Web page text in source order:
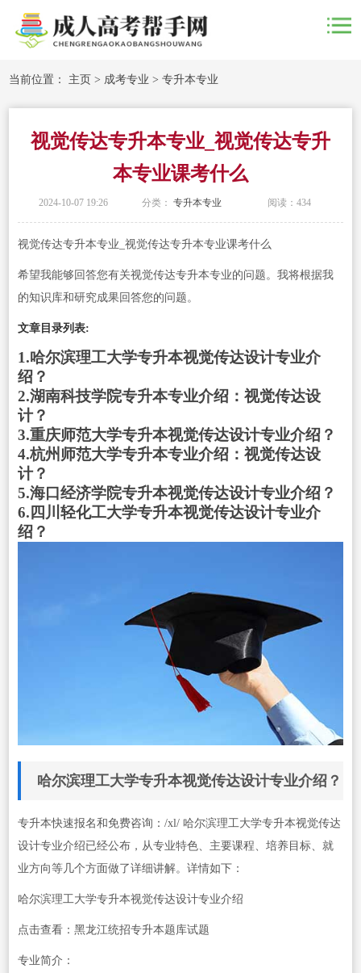
当前位置： 主页 > 成考专业 >专升本专业
视觉传达专升本专业_视觉传达专升
本专业课考什么
2024-10-07 19:26 分类：专升本专业 阅读：434
视觉传达专升本专业_视觉传达专升本专业课考什么
希望我能够回答您有关视觉传达专升本专业的问题。我将根据我
的知识库和研究成果回答您的问题。
文章目录列表:
1.哈尔滨理工大学专升本视觉传达设计专业介
绍？
2.湖南科技学院专升本专业介绍：视觉传达设
计？
3.重庆师范大学专升本视觉传达设计专业介绍？
4.杭州师范大学专升本专业介绍：视觉传达设
计？
5.海口经济学院专升本视觉传达设计专业介绍？
6.四川轻化工大学专升本视觉传达设计专业介
绍？
哈尔滨理工大学专升本视觉传达设计专业介绍？
专升本快速报名和免费咨询：/xl/ 哈尔滨理工大学专升本视觉传达
设计专业介绍已经公布，从专业特色、主要课程、培养目标、就
业方向等几个方面做了详细讲解。详情如下：
哈尔滨理工大学专升本视觉传达设计专业介绍
点击查看：黑龙江统招专升本题库试题
专业简介：